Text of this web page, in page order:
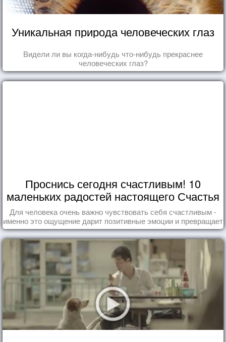
Уникальная природа человеческих глаз
Видели ли вы когда-нибудь что-нибудь прекраснее
человеческих глаз?
Проснись сегодня счастливым! 10
маленьких радостей настоящего Счастья
Для человека очень важно чувствовать себя счастливым -
именно это ощущение дарит позитивные эмоции и превращает
каждый день в маленький праздник.